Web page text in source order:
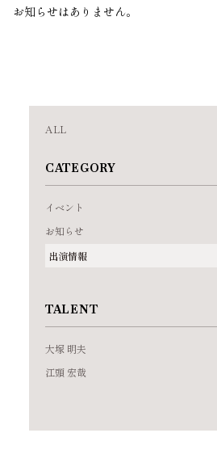
お知らせはありません。
ALL
CATEGORY
イベント
お知らせ
出演情報
TALENT
大塚 明夫
江頭 宏哉